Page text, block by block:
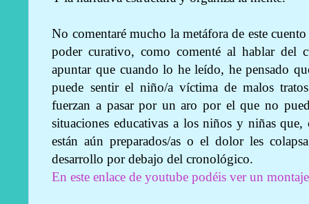
No comentaré mucho la metáfora de este
poder curativo, como comenté al hablar del
apuntar que cuando lo he leído, he pensado
puede sentir el niño/a víctima de malos
fuerzan a pasar por un aro por el que no
situaciones educativas a los niños y niñas
están aún preparados/as o el dolor les
desarrollo por debajo del cronológico.
En este enlace de youtube podéis ver un